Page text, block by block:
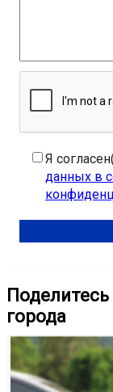
Я
данных в
города